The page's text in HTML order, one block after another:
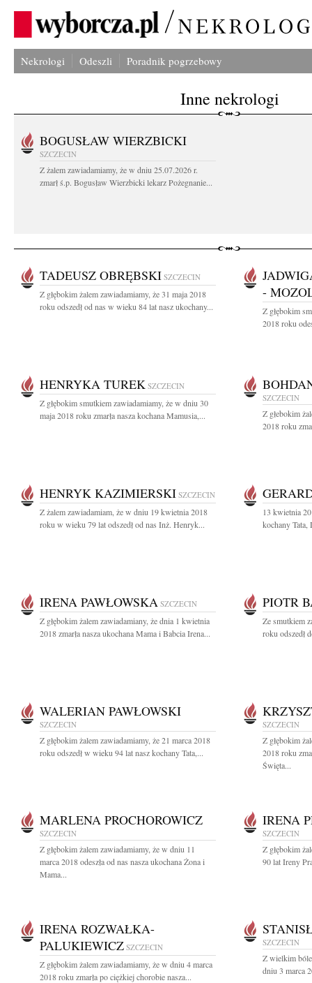
Nekrologi Odeszli Poradnik pogrzebowy
Inne nekrologi
BOGUSŁAW WIERZBICKI
SZCZECIN
Z żalem zawiadamiamy, że w dniu 25.07.2026 r.
zmarł ś.p. Bogusław Wierzbicki lekarz Pożegnanie...
TADEUSZ OBRĘBSKI SZCZECIN
Z głębokim żalem zawiadamiamy, że 31 maja 2018
roku odszedł od nas w wieku 84 lat nasz ukochany...
-
Z głębokim
2018 roku
HENRYKA TUREK SZCZECIN
Z głębokim smutkiem zawiadamiamy, że w dniu 30
maja 2018 roku zmarła nasza kochana Mamusia,...
SZCZECIN
Z głebokim
2018 roku
HENRYK KAZIMIERSKI SZCZECIN
Z żalem zawiadamiam, że w dniu 19 kwietnia 2018
roku w wieku 79 lat odszedł od nas Inż. Henryk...
13 kwietnia
kochany
IRENA PAWŁOWSKA SZCZECIN
Z głębokim żalem zawiadamiany, że dnia 1 kwietnia
2018 zmarła nasza ukochana Mama i Babcia Irena...
PIOTR
Ze smutkiem
roku odszedł
WALERIAN PAWŁOWSKI
SZCZECIN
Z głębokim żalem zawiadamiamy, że 21 marca 2018
roku odszedł w wieku 94 lat nasz kochany Tata,...
SZCZECIN
Z głębokim
2018 roku
Święta...
MARLENA PROCHOROWICZ
SZCZECIN
Z głębokim żalem zawiadamiamy, że w dniu 11
marca 2018 odeszła od nas nasza ukochana Żona i
Mama...
IRENA
SZCZECIN
Z głębokim
90 lat Ireny
IRENA ROZWAŁKA-
PALUKIEWICZ SZCZECIN
Z głębokim żalem zawiadamiamy, że w dniu 4 marca
2018 roku zmarła po ciężkiej chorobie nasza...
SZCZECIN
Z wielkim
dniu 3 marca